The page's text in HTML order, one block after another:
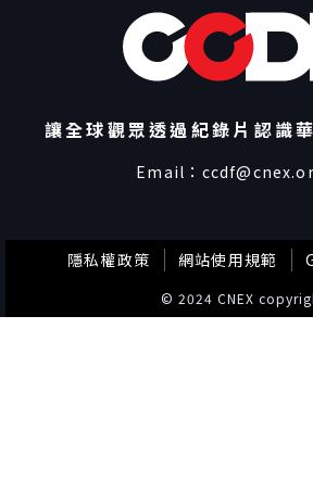
讓全球觀眾透過紀錄片認識
Email：
© 2024 CNEX
隱私權政策 網站使用規範